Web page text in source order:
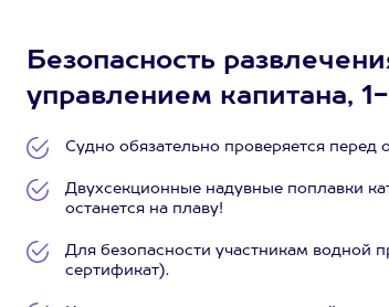
Безопасность
управлением капитана,
Судно обязательно проверяется перед
Двухсекционные надувные поплавки
останется на плаву!
Для безопасности участникам водной
сертификат).